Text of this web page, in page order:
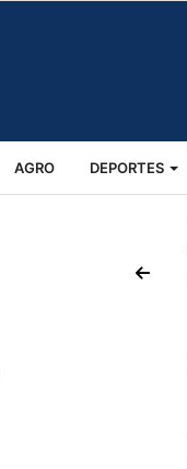
AGRO DEPORTES